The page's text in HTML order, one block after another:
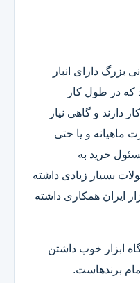
بزرگ دارای انبار
که در طول کار
دارند و گاهی نیاز
و یا حتی
خرید به
بسیار زیادی داشته
ایران همکاری داشته
ابزار خوب داشتن
برندهاست.